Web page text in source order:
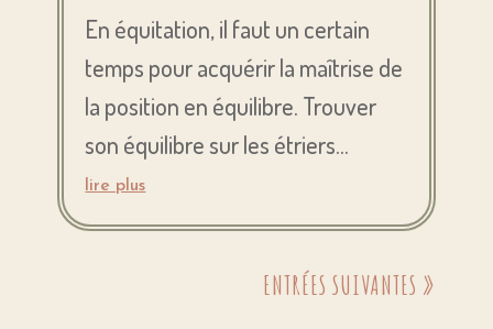
En équitation, il faut un certain
temps pour acquérir la maîtrise de
la position en équilibre. Trouver
son équilibre sur les étriers...
lire plus
ENTRÉES SUIVANTES »